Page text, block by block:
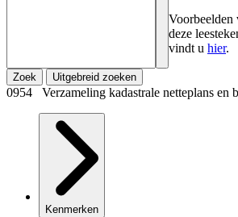
Voorbeelden
deze
vindt u hier.
Zoek Uitgebreid zoeken
0954 Verzameling kadastrale netteplans en
Kenmerken